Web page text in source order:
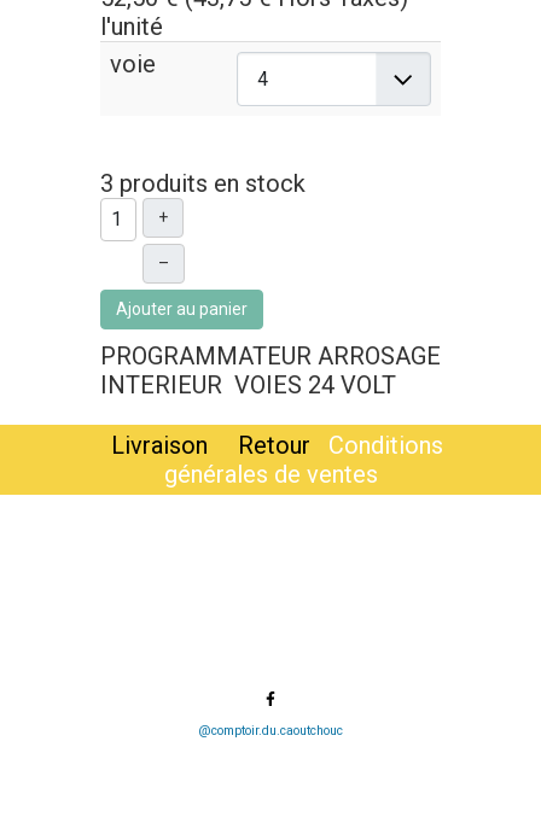
l'unité
voie
3 produits en stock
+
–
Ajouter au panier
PROGRAMMATEUR ARROSAGE
INTERIEUR VOIES 24 VOLT
Livraison Retour
Conditions
générales de ventes
@comptoir.du.caoutchouc